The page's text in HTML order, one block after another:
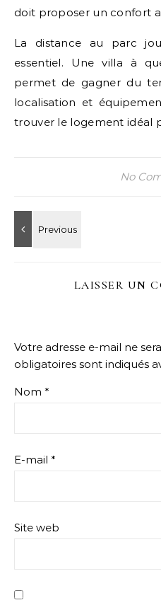
doit proposer un confort
La distance au parc
essentiel. Une villa à
permet de gagner du
localisation et
trouver le logement idéal
No
LAISSER UN
Votre adresse e-mail ne
obligatoires sont indiqués
Nom *
E-mail *
Site web